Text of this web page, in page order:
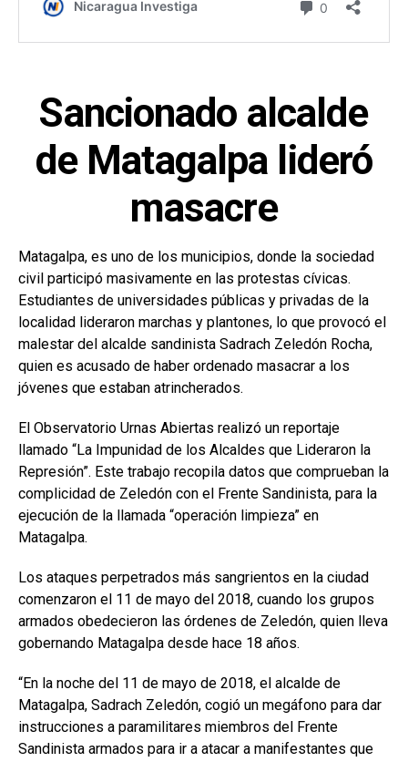
Sancionado alcalde
de Matagalpa lideró
masacre
Matagalpa, es uno de los municipios, donde la sociedad
civil participó masivamente en las protestas cívicas.
Estudiantes de universidades públicas y privadas de la
localidad lideraron marchas y plantones, lo que provocó el
malestar del alcalde sandinista Sadrach Zeledón Rocha,
quien es acusado de haber ordenado masacrar a los
jóvenes que estaban atrincherados.
El Observatorio Urnas Abiertas realizó un reportaje
llamado “La Impunidad de los Alcaldes que Lideraron la
Represión”. Este trabajo recopila datos que comprueban la
complicidad de Zeledón con el Frente Sandinista, para la
ejecución de la llamada “operación limpieza” en
Matagalpa.
Los ataques perpetrados más sangrientos en la ciudad
comenzaron el 11 de mayo del 2018, cuando los grupos
armados obedecieron las órdenes de Zeledón, quien lleva
gobernando Matagalpa desde hace 18 años.
“En la noche del 11 de mayo de 2018, el alcalde de
Matagalpa, Sadrach Zeledón, cogió un megáfono para dar
instrucciones a paramilitares miembros del Frente
Sandinista armados para ir a atacar a manifestantes que